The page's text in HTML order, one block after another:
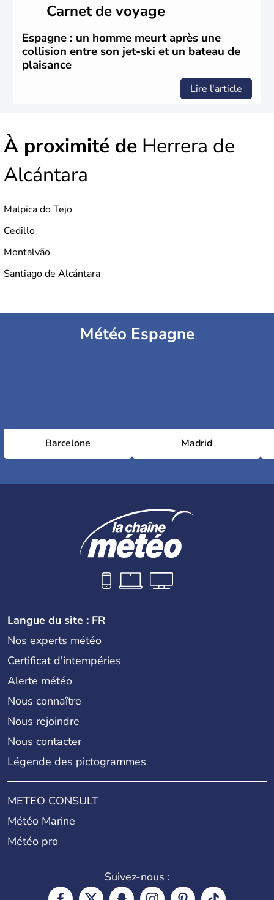
envahissent la péninsule au IIe siècle avant J.C et
apportent leur langue ainsi que leur religion. L'Espagne
s'impose comme la première puissance de l'Europe au
XIème siècle et le reste pendant plus de 100 ans. Madrid
rejoint le pays à partir de 1801 après avoir appartenu au
Portugal. Cette monarchie constitutionnelle intègre
Carnet de voyage
Espagne : un homme meurt après une
collision entre son jet-ski et un bateau de
plaisance
Lire l'article
À proximité de Herrera de
Alcántara
Malpica do Tejo
Cedillo
Montalvão
Santiago de Alcántara
Météo Espagne
Barcelone Madrid
Langue du site : FR
Nos experts météo
Certificat d'intempéries
Alerte météo
Nous connaître
Nous rejoindre
Nous contacter
Légende des pictogrammes
METEO CONSULT
Météo Marine
Météo pro
Suivez-nous :